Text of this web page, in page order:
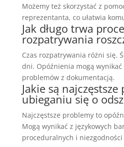
Możemy też skorzystać z
reprezentanta, co ułatwia
Jak długo trwa
rozpatrywania
Czas rozpatrywania różni się.
dni. Opóźnienia mogą wynikać
problemów z dokumentacją.
Jakie są
ubieganiu się o
Najczęstsze problemy to
Mogą wynikać z językowych
proceduralnych i niezgodności